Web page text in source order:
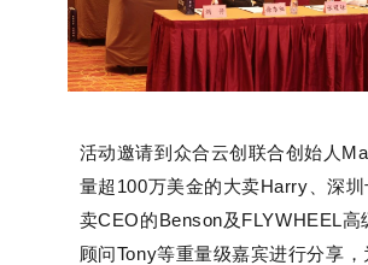
活动邀请到众合云创联合创始人
量超100万美金的大卖Harry、深
卖CEO的Benson及FLYWHEEL高
顾问Tony等重量级嘉宾进行分享